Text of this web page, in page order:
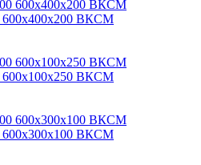
600x400x200 ВКСМ
600x100x250 ВКСМ
600x300x100 ВКСМ